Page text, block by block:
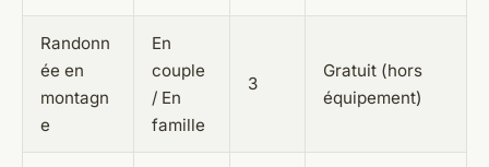
Randonn
ée en
montagn
e
En
couple
/ En
famille
3
Gratuit (hors
équipement)